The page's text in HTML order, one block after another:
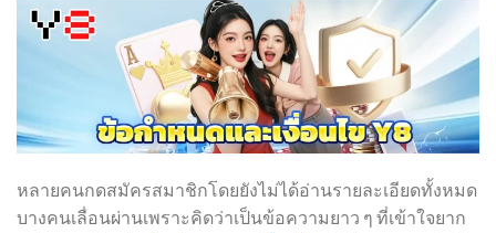
หลายคนกดสมัครสมาชิกโดยยังไม่ได้อ่านรายละเอียดทั้งหมด
บางคนเลื่อนผ่านเพราะคิดว่าเป็นข้อความยาว ๆ ที่เข้าใจยาก